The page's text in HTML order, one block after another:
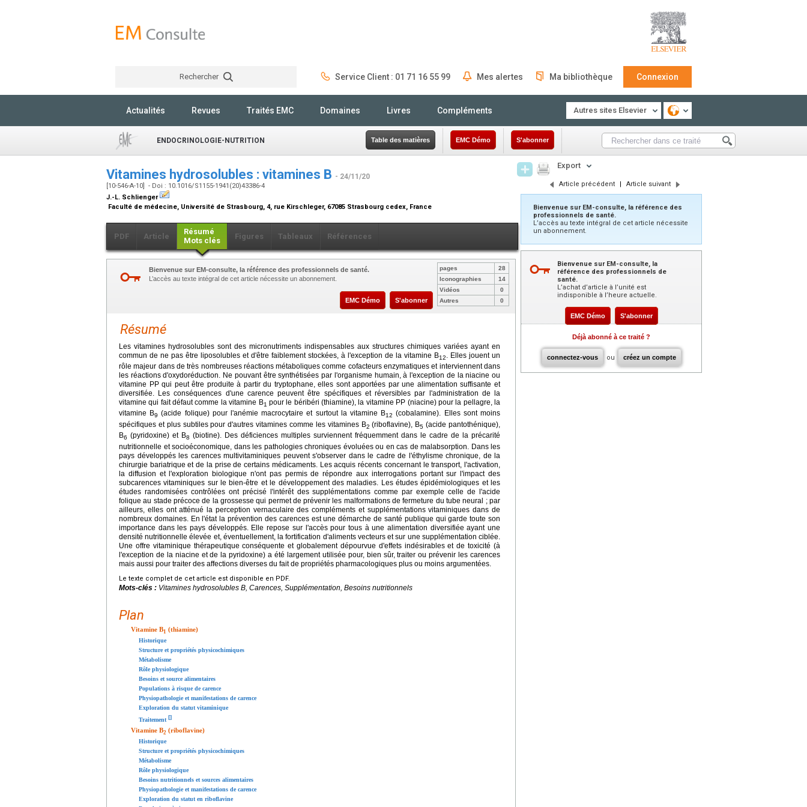
Rechercher Service Client : 01 71 16 55 99 Mes alertes Ma bibliothèque Connexion
Actualités Revues Traités EMC Domaines Livres Compléments Autres sites Elsevier
ENDOCRINOLOGIE-NUTRITION Table des matières EMC Démo S'abonner
Vitamines hydrosolubles : vitamines B - 24/11/20
[10-546-A-10] - Doi : 10.1016/S1155-1941(20)43386-4
J.-L. Schlienger
Faculté de médecine, Université de Strasbourg, 4, rue Kirschleger, 67085 Strasbourg cedex, France
PDF Article
Résumé
Mots clés
Figures Tableaux Références
Bienvenue sur EM-consulte, la référence des professionnels de santé.
L’accès au texte intégral de cet article nécessite un abonnement.
EMC Démo S'abonner
pages
28
Iconographies
14
Vidéos
0
Autres
0
Résumé
Les vitamines hydrosolubles sont des micronutriments indispensables aux structures chimiques variées ayant en
commun de ne pas être liposolubles et d'être faiblement stockées, à l'exception de la vitamine B12
. Elles jouent un
rôle majeur dans de très nombreuses réactions métaboliques comme cofacteurs enzymatiques et interviennent dans
les réactions d'oxydoréduction. Ne pouvant être synthétisées par l'organisme humain, à l'exception de la niacine ou
vitamine PP qui peut être produite à partir du tryptophane, elles sont apportées par une alimentation suffisante et
diversifiée. Les conséquences d'une carence peuvent être spécifiques et réversibles par l'administration de la
vitamine qui fait défaut comme la vitamine B1 pour le béribéri (thiamine), la vitamine PP (niacine) pour la pellagre, la
vitamine B9 (acide folique) pour l'anémie macrocytaire et surtout la vitamine B12 (cobalamine). Elles sont moins
spécifiques et plus subtiles pour d'autres vitamines comme les vitamines B2 (riboflavine), B5 (acide pantothénique),
B6 (pyridoxine) et B8 (biotine). Des déficiences multiples surviennent fréquemment dans le cadre de la précarité
nutritionnelle et socioéconomique, dans les pathologies chroniques évoluées ou en cas de malabsorption. Dans les
pays développés les carences multivitaminiques peuvent s'observer dans le cadre de l'éthylisme chronique, de la
chirurgie bariatrique et de la prise de certains médicaments. Les acquis récents concernant le transport, l'activation,
la diffusion et l'exploration biologique n'ont pas permis de répondre aux interrogations portant sur l'impact des
subcarences vitaminiques sur le bien-être et le développement des maladies. Les études épidémiologiques et les
études randomisées contrôlées ont précisé l'intérêt des supplémentations comme par exemple celle de l'acide
folique au stade précoce de la grossesse qui permet de prévenir les malformations de fermeture du tube neural ; par
ailleurs, elles ont atténué la perception vernaculaire des compléments et supplémentations vitaminiques dans de
nombreux domaines. En l'état la prévention des carences est une démarche de santé publique qui garde toute son
importance dans les pays développés. Elle repose sur l'accès pour tous à une alimentation diversifiée ayant une
densité nutritionnelle élevée et, éventuellement, la fortification d'aliments vecteurs et sur une supplémentation ciblée.
Une offre vitaminique thérapeutique conséquente et globalement dépourvue d'effets indésirables et de toxicité (à
l'exception de la niacine et de la pyridoxine) a été largement utilisée pour, bien sûr, traiter ou prévenir les carences
mais aussi pour traiter des affections diverses du fait de propriétés pharmacologiques plus ou moins argumentées.
Le texte complet de cet article est disponible en PDF.
Mots-clés : Vitamines hydrosolubles B, Carences, Supplémentation, Besoins nutritionnels
Plan
Vitamine B1 (thiamine)
Historique
Structure et propriétés physicochimiques
Métabolisme
Rôle physiologique
Besoins et source alimentaires
Populations à risque de carence
Physiopathologie et manifestations de carence
Exploration du statut vitaminique
Traitement []
Vitamine B2 (riboflavine)
Historique
Structure et propriétés physicochimiques
Métabolisme
Rôle physiologique
Besoins nutritionnels et sources alimentaires
Physiopathologie et manifestations de carence
Exploration du statut en riboflavine
Export
Article précédent | Article suivant
Bienvenue sur EM-consulte, la référence des
professionnels de santé.
L’accès au texte intégral de cet article nécessite
un abonnement.
Bienvenue sur EM-consulte, la
référence des professionnels de
santé.
L’achat d’article à l’unité est
indisponible à l’heure actuelle.
EMC Démo S'abonner
Déjà abonné à ce traité ?
connectez-vous ou créez un compte